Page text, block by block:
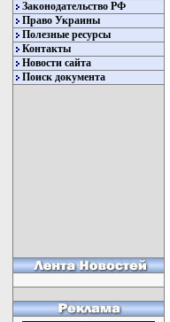
Законодательство РФ
Право Украины
Полезные ресурсы
Контакты
Новости сайта
Поиск документа